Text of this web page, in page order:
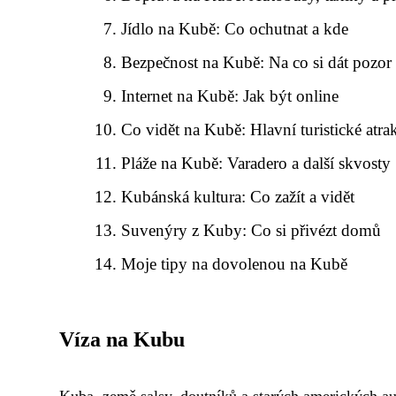
Jídlo na Kubě: Co ochutnat a kde
Bezpečnost na Kubě: Na co si dát pozor
Internet na Kubě: Jak být online
Co vidět na Kubě: Hlavní turistické
Pláže na Kubě: Varadero a další skvosty
Kubánská kultura: Co zažít a vidět
Suvenýry z Kuby: Co si přivézt domů
Moje tipy na dovolenou na Kubě
Víza na Kubu